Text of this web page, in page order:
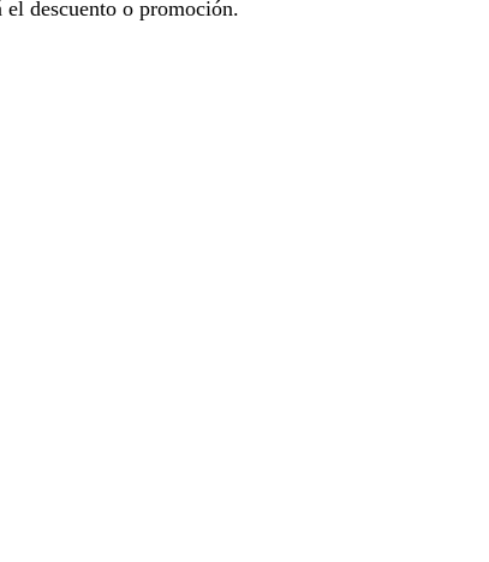
descuento o promoción.